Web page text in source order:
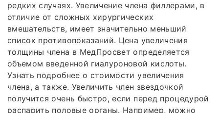
редких случаях. Увеличение члена филлерами, в
отличие от сложных хирургических
вмешательств, имеет значительно меньший
список противопоказаний. Цена увеличения
толщины члена в МедПросвет определяется
объемом введенной гиалуроновой кислоты.
Узнать подробнее о стоимости увеличения
члена, а также. Увеличить член звездочкой
получится очень быстро, если перед процедурой
распарить половые органы. Например, можно